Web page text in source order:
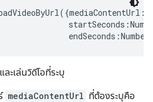
ะเล่นวิดีโอที่ระบุ
mediaContentUrl ที่ต้องระบุคือ